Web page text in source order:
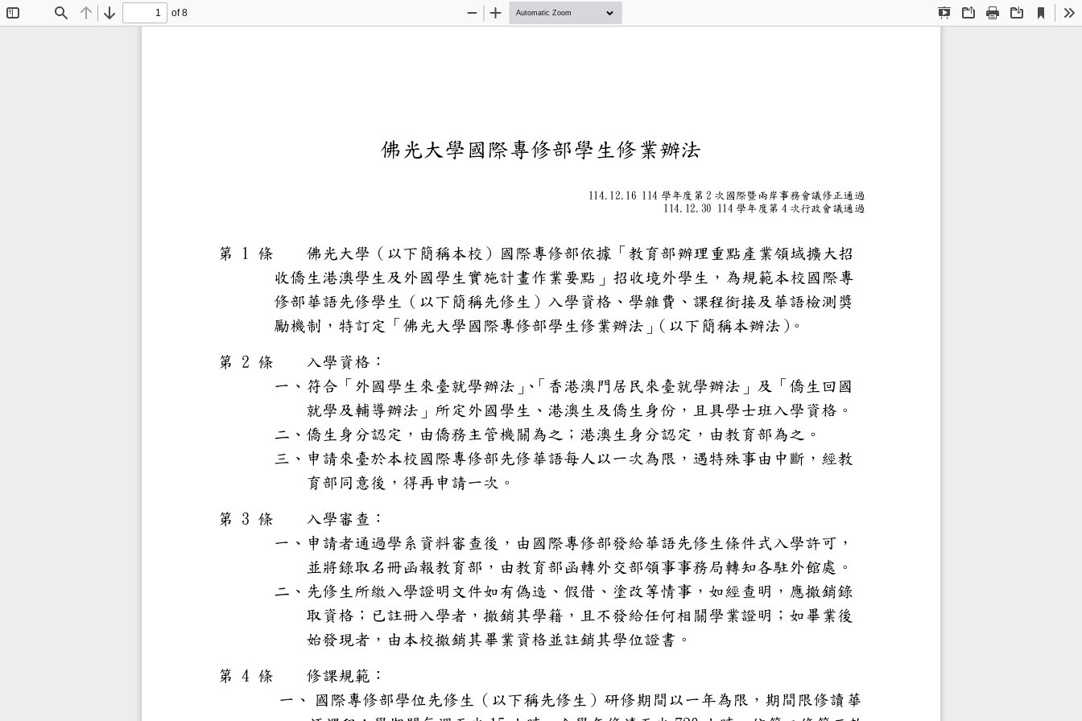
Find Previous
Next
of 8
Presentation
OpenPrint Download
Current
View
Zoom
Zoom
佛光大學國際專修部學生修業辦法
114.12.16 114
學年度第
2 次國際暨兩岸事務會議修正通過
11
4. 12
.3011
4 學年度第
4 次行政會議通過
第 1 條 佛光大學（以下簡稱本校）國際專修部依據「教育部
辦理重點產業領域擴大招
收僑生港澳學生及外國學生實施計畫
作業要點」招收境外學生，為規範本校國際專
修部華語先修學生（以下簡稱先修生）入學資格、學雜費、課程銜接及華
勵機制，特訂定「佛光大學國際專修部學生修業辦法」
（以下簡稱本辦法）
。
第 2 條
入學資格：
一、符合「外國學生來臺就學辦法」
、
「香港澳門居民來臺就學辦法」及「僑生回國
就學及輔導辦法」所定外國學生、港澳生及僑生身份，且具學士班入學
二、僑生身分認定，由僑務主管機關為之；港澳生身分認定，由教育部為之
三、申請來臺於本校國際專修部先修華語每人以一次為限，遇特殊事由中斷
育部同意後，得再申請一次。
第 3 條
入學審查：
一、申請者通過學系資料審查後，由國際專修部發給華語先修生條件式入學
並將錄取名冊函報教育部，由教育部函轉外交部領事事務局轉知各駐外
二、先修生所繳入學證明文件如有偽造、假借、塗改等情事，如經查明，應
取資格；已註冊入學者，撤銷其學籍，且不發給任何相關學業證明；如
始發現者，由本校撤銷其畢業資格並註銷其學位證書。
第 4 條
修課規範：
一、國際專修部學位先修生（以下稱先修生）研修期間以一年為限，期間
華